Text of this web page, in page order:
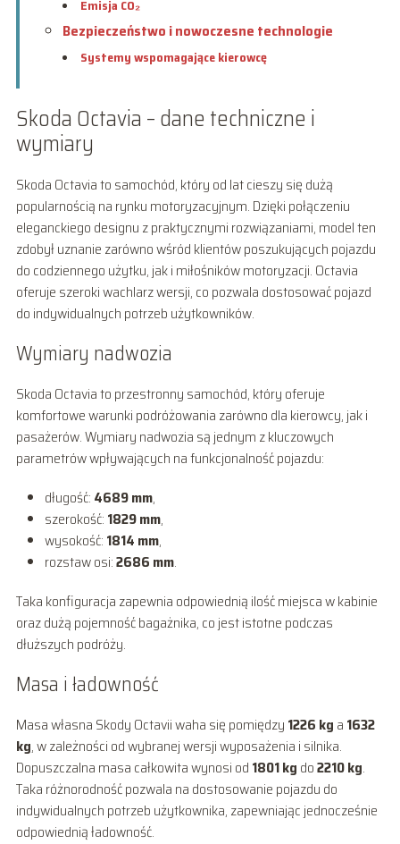
Emisja CO₂
Bezpieczeństwo i nowoczesne technologie
Systemy wspomagające kierowcę
Skoda Octavia – dane techniczne i
wymiary
Skoda Octavia to samochód, który od lat cieszy się dużą
popularnością na rynku motoryzacyjnym. Dzięki połączeniu
eleganckiego designu z praktycznymi rozwiązaniami, model ten
zdobył uznanie zarówno wśród klientów poszukujących pojazdu
do codziennego użytku, jak i miłośników motoryzacji. Octavia
oferuje szeroki wachlarz wersji, co pozwala dostosować pojazd
do indywidualnych potrzeb użytkowników.
Wymiary nadwozia
Skoda Octavia to przestronny samochód, który oferuje
komfortowe warunki podróżowania zarówno dla kierowcy, jak i
pasażerów. Wymiary nadwozia są jednym z kluczowych
parametrów wpływających na funkcjonalność pojazdu:
długość: 4689 mm,
szerokość: 1829 mm,
wysokość: 1814 mm,
rozstaw osi:2686 mm.
Taka konfiguracja zapewnia odpowiednią ilość miejsca w kabinie
oraz dużą pojemność bagażnika, co jest istotne podczas
dłuższych podróży.
Masa i ładowność
Masa własna Skody Octavii waha się pomiędzy 1226 kg a 1632
kg, w zależności od wybranej wersji wyposażenia i silnika.
Dopuszczalna masa całkowita wynosi od 1801 kg do2210 kg.
Taka różnorodność pozwala na dostosowanie pojazdu do
indywidualnych potrzeb użytkownika, zapewniając jednocześnie
odpowiednią ładowność.